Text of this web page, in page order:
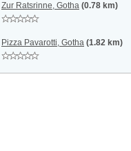
Zur Ratsrinne, Gotha (0.78 km)
Pizza Pavarotti, Gotha (1.82 km)